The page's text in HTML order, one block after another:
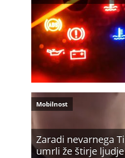
Zaradi nevarnega
umrli že štirje ljudje
Mobilnost